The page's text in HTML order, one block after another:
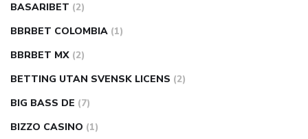
BASARIBET (2)
BBRBET COLOMBIA (1)
BBRBET MX (2)
BETTING UTAN SVENSK LICENS (2)
BIG BASS DE (7)
BIZZO CASINO (1)